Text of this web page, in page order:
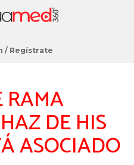
/ Regístrate
RAMA
DE HIS
ASOCIADO